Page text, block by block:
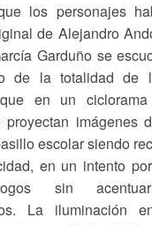
los personajes
de Alejandro
Garduño se
de la totalidad de
en un
imágenes
escolar siendo
en un intento
sin
La iluminación